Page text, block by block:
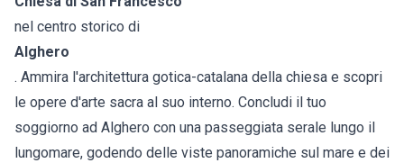
nel centro storico di
Alghero
. Ammira l'architettura gotica-catalana della chiesa e scopri
le opere d'arte sacra al suo interno. Concludi il tuo
soggiorno ad Alghero con una passeggiata serale lungo il
lungomare, godendo delle viste panoramiche sul mare e dei